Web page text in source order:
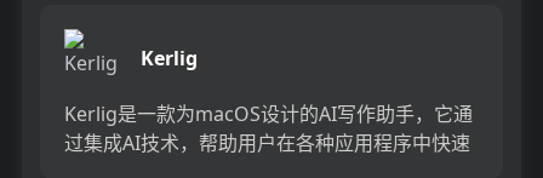
Kerlig
Kerlig是一款为macOS设计的AI写作助手，它通
过集成AI技术，帮助用户在各种应用程序中快速